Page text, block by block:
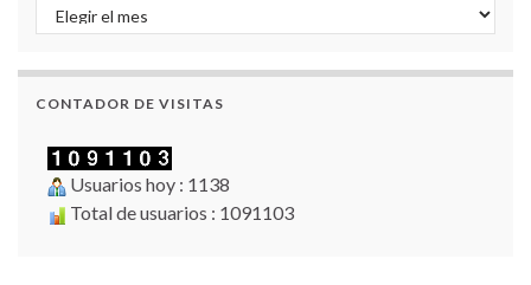
Archivo de Noticias
CONTADOR DE VISITAS
Usuarios hoy : 1138
Total de usuarios : 1091103